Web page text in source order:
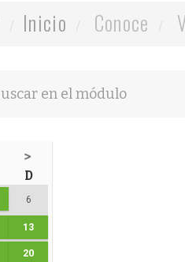
Inicio Conoce
>
D
6
13
20